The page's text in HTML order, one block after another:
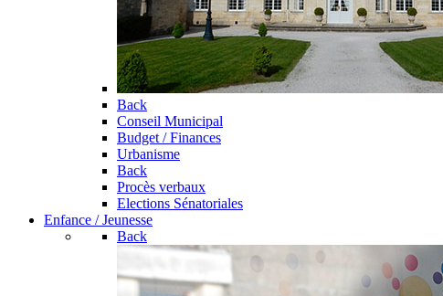
Back
Conseil Municipal
Budget / Finances
Urbanisme
Back
Procès verbaux
Elections Sénatoriales
Enfance / Jeunesse
Back